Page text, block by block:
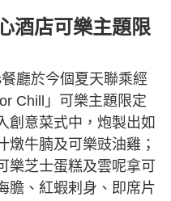
酒店可樂主題限
廳於今個夏天聯乘經
Chill」可樂主題限定
創意菜式中，炮製出如
燉牛腩及可樂豉油雞；
樂芝士蛋糕及雲呢拿可
膽、紅蝦剌身、即席片